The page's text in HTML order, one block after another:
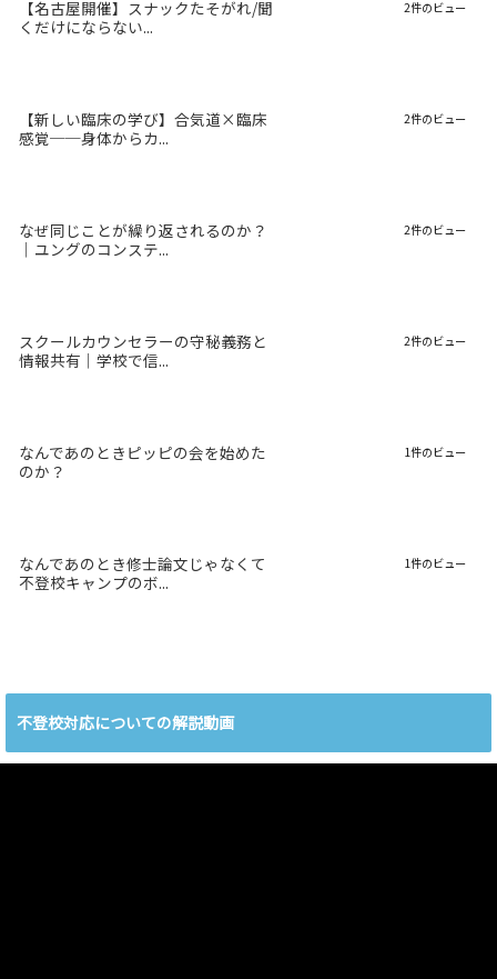
【名古屋開催】スナックたそがれ/聞
くだけにならない...
2件のビュー
【新しい臨床の学び】合気道×臨床
感覚──身体からカ...
2件のビュー
なぜ同じことが繰り返されるのか？
｜ユングのコンステ...
2件のビュー
スクールカウンセラーの守秘義務と
情報共有｜学校で信...
2件のビュー
なんであのときピッピの会を始めた
のか？
1件のビュー
なんであのとき修士論文じゃなくて
不登校キャンプのボ...
1件のビュー
不登校対応についての解説動画